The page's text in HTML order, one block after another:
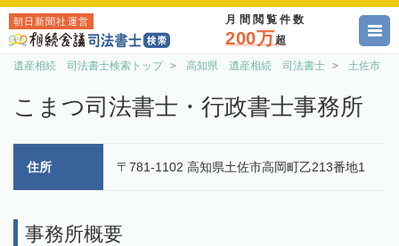
朝日新聞社運営 月間閲覧件数
200万超
遺産相続 司法書士検索トップ 高知県 遺産相続 司法書士 土佐市
こまつ司法書士・行政書士事務所
住所 〒781-1102 高知県土佐市高岡町乙213番地1
事務所概要